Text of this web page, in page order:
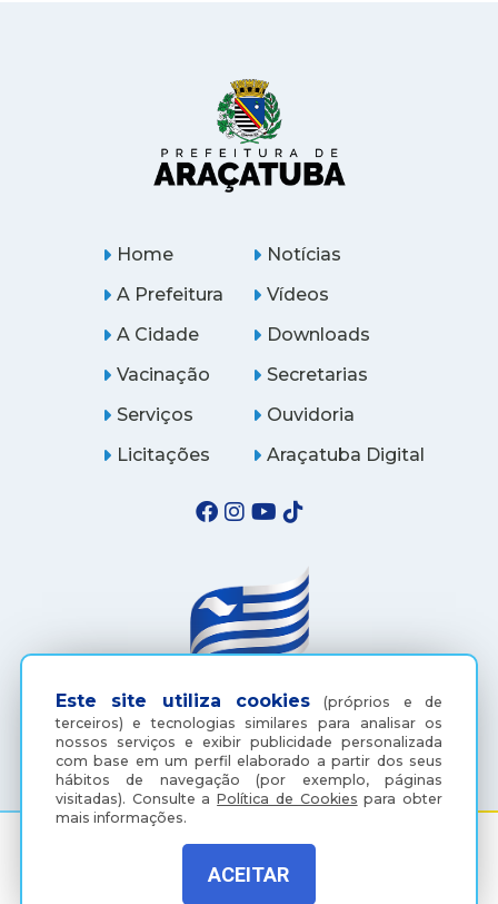
Este site utiliza cookies (próprios e de
terceiros) e tecnologias similares para analisar os
nossos serviços e exibir publicidade personalizada
com base em um perfil elaborado a partir dos seus
hábitos de navegação (por exemplo, páginas
visitadas). Consulte aPolítica de Cookies para obter
mais informações.
ACEITAR
Home
A Prefeitura
A Cidade
Notícias
Vídeos
Downloads
Vacinação
Serviços
Licitações
Secretarias
Ouvidoria
Araçatuba Digital
(18) 3607-6500
Rua Coelho Neto, 73, Vila São Paulo, Araçatuba - SP, CEP: